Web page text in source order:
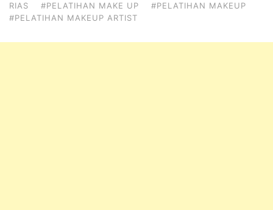
RIAS
#PELATIHAN MAKE UP
#PELATIHAN MAKEUP
#PELATIHAN MAKEUP ARTIST